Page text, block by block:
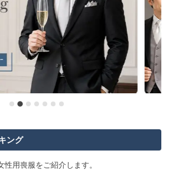
ング
用喪服をご紹介します。